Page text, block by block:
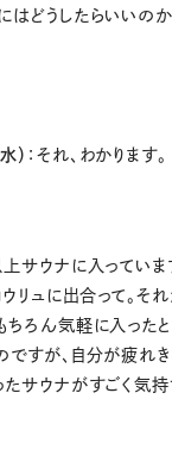
はどうしたらいいの
） ：それ、わかります。
サウナに入っていま
リュに出合って。そ
ちろん気軽に入った
ですが、自分が疲れき
たサウナがすごく気